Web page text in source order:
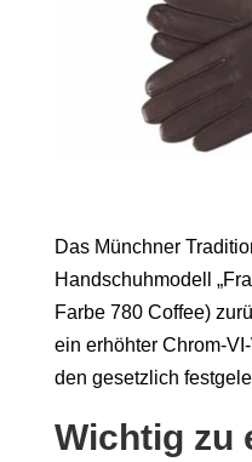
Das Münchner
Handschuhmodell
Farbe 780 Coffee)
ein erhöhter Chrom-
den gesetzlich
Wichtig zu